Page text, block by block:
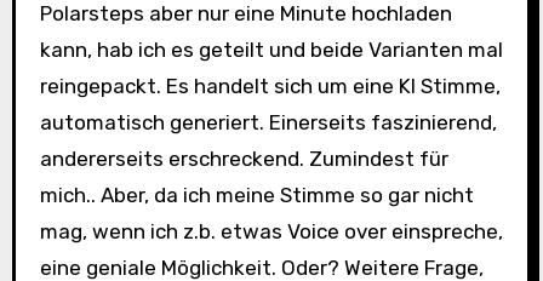
Polarsteps aber nur eine Minute hochladen
kann, hab ich es geteilt und beide Varianten mal
reingepackt. Es handelt sich um eine KI Stimme,
automatisch generiert. Einerseits faszinierend,
andererseits erschreckend. Zumindest für
mich.. Aber, da ich meine Stimme so gar nicht
mag, wenn ich z.b. etwas Voice over einspreche,
eine geniale Möglichkeit. Oder? Weitere Frage,